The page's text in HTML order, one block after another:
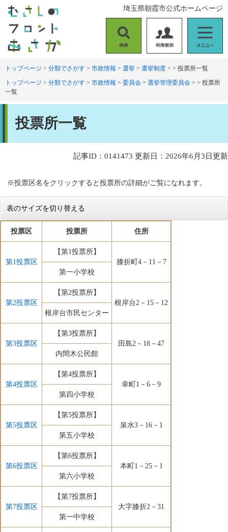
。
て
索
用
者
別
ニ
ュ
埼玉県朝霞市公式ホームページ
トップページ > 分類でさがす > 市政情報 > 選挙 > 選挙制度 > > 投票所一覧
トップページ > 分類でさがす > 市政情報 > 委員会 > 選挙管理委員会 > > 投票所
一覧
投票所一覧
記事ID：0141473 更新日：2026年6月3日更新
※投票区名をクリックすると投票所の詳細がご覧になれます。
表のサイズを切り替える
投票区 投票所 住所
第1投票区
【第1投票所】
膝折町4－11－7
第一小学校
第2投票区
【第2投票所】
根岸台2－15－12
根岸台市民センター
第3投票区
【第3投票所】
田島2－18－47
内間木公民館
第4投票区
【第4投票所】
幸町1－6－9
第四小学校
第5投票区
【第5投票所】
泉水3－16－1
第五小学校
第6投票区
【第6投票所】
本町1－25－1
第六小学校
第7投票区
【第7投票所】
大字膝折2－31
第一中学校